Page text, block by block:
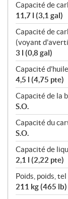
Capacité de
11,7 l (3,1 gal)
Capacité de
(voyant
3 l (0,8 gal)
Capacité
4,5 l (4,75 pte)
Capacité de la
S.O.
Capacité du
S.O.
Capacité de
2,1 l (2,22 pte)
Poids, poids,
211 kg (465 lb)